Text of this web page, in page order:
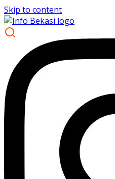
Skip to content